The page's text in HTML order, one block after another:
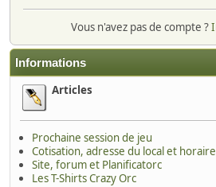
Informations
Articles
Prochaine session de jeu
Cotisation, adresse du local et
Site, forum et Planificatorc
Les T-Shirts Crazy Orc
Vous n'avez pas de compte ?